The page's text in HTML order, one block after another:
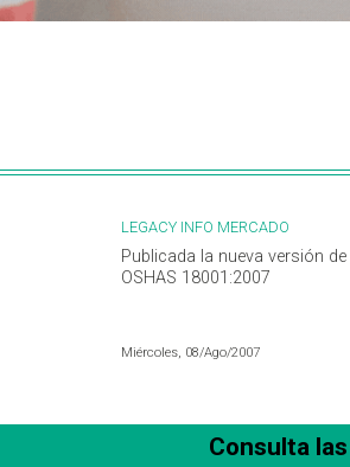
LEGACY INFO MERCADO
Publicada la nueva versión de
OSHAS 18001:2007
Miércoles, 08/Ago/2007
Consulta